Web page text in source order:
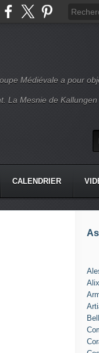
Médiévale a pour
La Mesnie de Kallungen
CALENDRIER